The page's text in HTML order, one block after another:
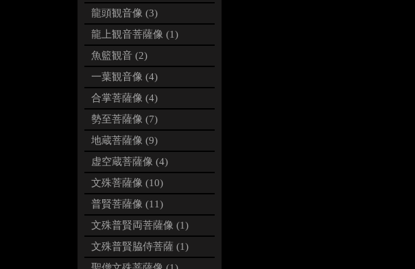
龍頭観音像 (3)
龍上観音菩薩像 (1)
魚籃観音 (2)
一葉観音像 (4)
合掌菩薩像 (4)
勢至菩薩像 (7)
地蔵菩薩像 (9)
虚空蔵菩薩像 (4)
文殊菩薩像 (10)
普賢菩薩像 (11)
文殊普賢両菩薩像 (1)
文殊普賢脇侍菩薩 (1)